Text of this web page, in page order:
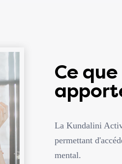
Ce
La Kundalini
permettant
mental.